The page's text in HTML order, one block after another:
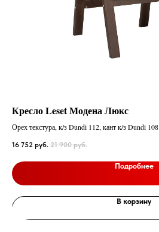
Кресло Leset Модена Люкс
Орех текстура, к/з Dundi 112, кант к/з Dundi 108
16 752 руб. 21 900 руб.
Подробнее
В корзину